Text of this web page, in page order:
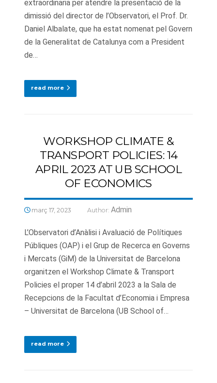
extraordinaria per atendre la presentació de la
dimissió del director de l’Observatori, el Prof. Dr.
Daniel Albalate, que ha estat nomenat pel Govern
de la Generalitat de Catalunya com a President
de…
read more
WORKSHOP CLIMATE &
TRANSPORT POLICIES: 14
APRIL 2023 AT UB SCHOOL
OF ECONOMICS
març 17, 2023 Author: Admin
L’Observatori d’Anàlisi i Avaluació de Polítiques
Públiques (OAP) i el Grup de Recerca en Governs
i Mercats (GiM) de la Universitat de Barcelona
organitzen el Workshop Climate & Transport
Policies el proper 14 d’abril 2023 a la Sala de
Recepcions de la Facultat d’Economia i Empresa
– Universitat de Barcelona (UB School of…
read more